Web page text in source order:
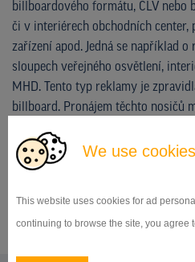
We use cookies
This website uses cookies for ad
continuing to browse the site, you agree
billboardového formátu, CLV nebo
či v interiérech obchodních center,
zařízení apod. Jedná se například
sloupech veřejného osvětlení,
MHD. Tento typ reklamy je
billboard. Pronájem těchto nosičů